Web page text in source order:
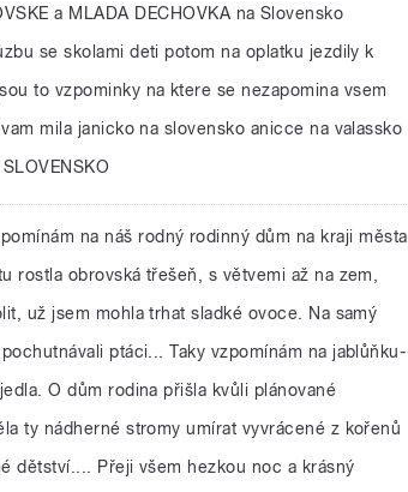
a MLADA DECHOVKA na Slovensko
se skolami deti potom na oplatku jezdily k
to vzpominky na ktere se nezapomina vsem
mila janicko na slovensko anicce na valassko
na náš rodný rodinný dům na kraji města
rostla obrovská třešeň, s větvemi až na zem,
už jsem mohla trhat sladké ovoce. Na samý
ptáci... Taky vzpomínám na jablůňku-
O dům rodina přišla kvůli plánované
ty nádherné stromy umírat vyvrácené z kořenů
dětství.... Přeji všem hezkou noc a krásný